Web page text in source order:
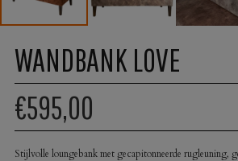
WANDBANK LOVE
€595,00
Stijlvolle loungebank met gecapitonneerde rugleuning,